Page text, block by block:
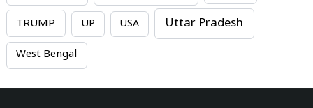
TRUMP UP USA Uttar Pradesh
West Bengal